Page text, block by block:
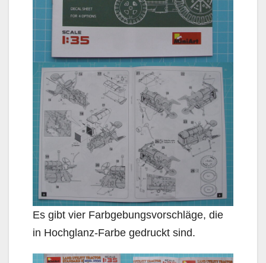
Es gibt vier Farbgebungsvorschläge, die
in Hochglanz-Farbe gedruckt sind.